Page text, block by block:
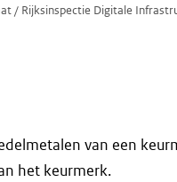
/ Rijksinspectie Digitale
van een
het keurmerk.